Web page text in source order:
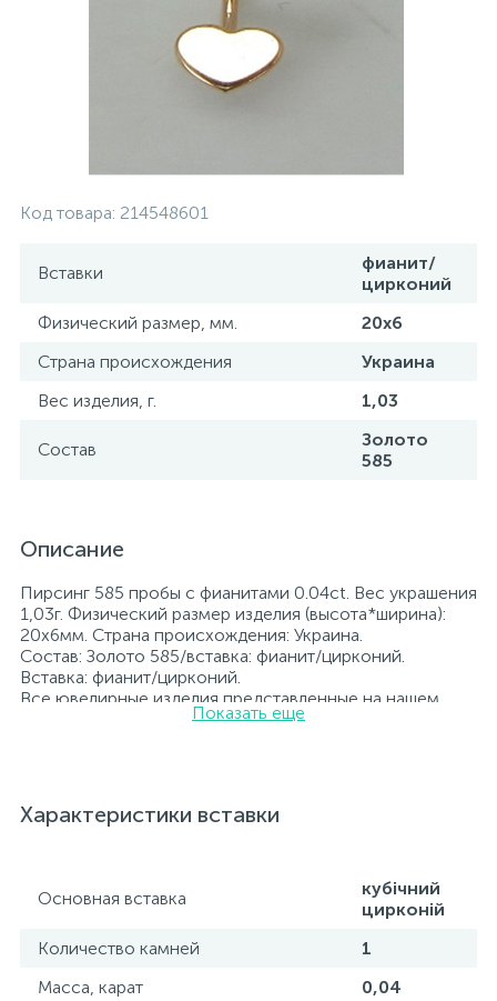
Код товара: 214548601
Вставки
фианит/
цирконий
Физический размер, мм.
20x6
Страна происхождения
Украина
Вес изделия, г.
1,03
Состав
Золото
585
Описание
Пирсинг 585 пробы с фианитами 0.04ct. Вес украшения
1,03г. Физический размер изделия (высота*ширина):
20x6мм. Страна происхождения: Украина.
Состав: Золото 585/вставка: фианит/цирконий.
Вставка: фианит/цирконий.
Все ювелирные изделия представленные на нашем
сайте прошли внутренний контроль качества, а также
прилагаются бирка с указанием всех
параметров.*Цвета изделий на сайте могут
Показать еще
Характеристики вставки
Основная вставка
кубічний
цирконій
Количество камней
1
Масса, карат
0,04
Оплата и доставка
Серебряные колье
Серебряные аксессуары